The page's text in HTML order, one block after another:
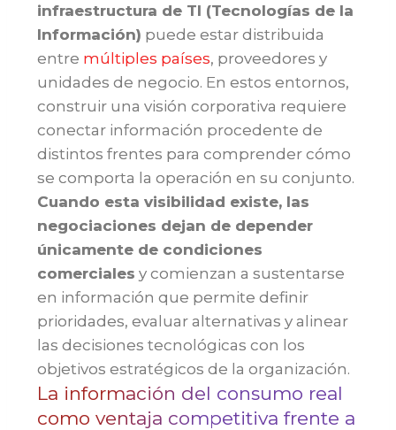
infraestructura de TI (Tecnologías de la
Información) puede estar distribuida
entre múltiples países, proveedores y
unidades de negocio. En estos entornos,
construir una visión corporativa requiere
conectar información procedente de
distintos frentes para comprender cómo
se comporta la operación en su conjunto.
Cuando esta visibilidad existe, las
negociaciones dejan de depender
únicamente de condiciones
comerciales y comienzan a sustentarse
en información que permite definir
prioridades, evaluar alternativas y alinear
las decisiones tecnológicas con los
objetivos estratégicos de la organización.
La información del consumo real
como ventaja competitiva frente a